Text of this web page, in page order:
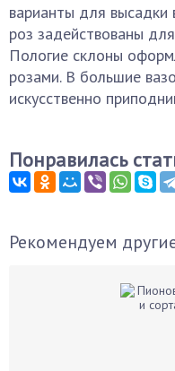
варианты для
роз задействованы
Пологие склоны
розами. В большие
искусственно
Понравилась
Рекомендуем